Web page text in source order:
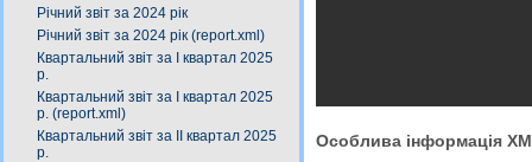
Річний звіт за 2024 рік
Річний звіт за 2024 рік (report.xml)
Квартальний звіт за І квартал 2025
р.
Квартальний звіт за І квартал 2025
р. (report.xml)
Квартальний звіт за ІІ квартал 2025
р.
Особлива інформація